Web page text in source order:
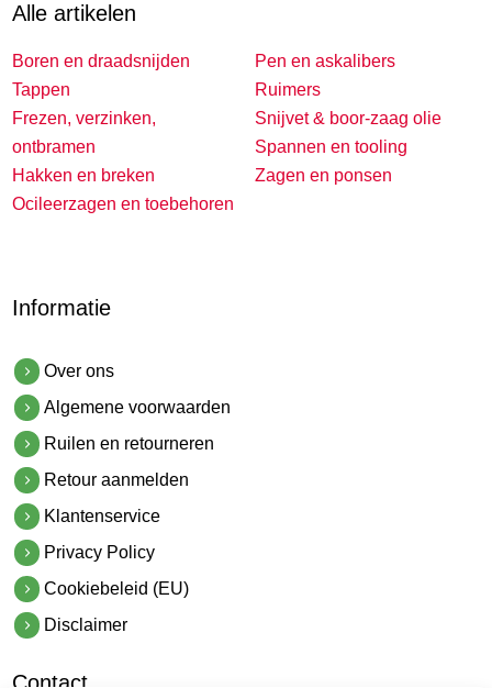
Alle artikelen
Boren en draadsnijden
Tappen
Frezen, verzinken,
ontbramen
Hakken en breken
Ocileerzagen en toebehoren
Pen en askalibers
Ruimers
Snijvet & boor-zaag olie
Spannen en tooling
Zagen en ponsen
Informatie
Over ons
Algemene voorwaarden
Ruilen en retourneren
Retour aanmelden
Klantenservice
Privacy Policy
Cookiebeleid (EU)
Disclaimer
Contact